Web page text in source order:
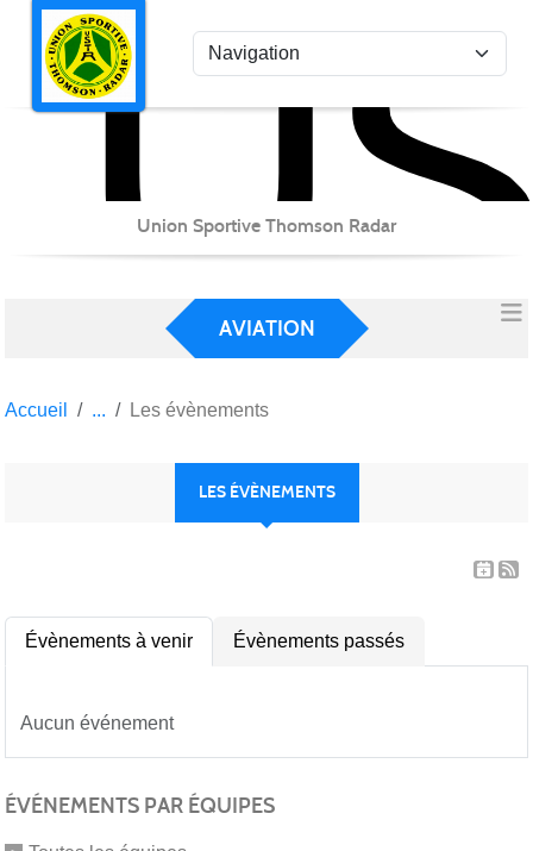
Union Sportive Thomson Radar
AVIATION
Accueil Les évènements
LES ÉVÈNEMENTS
Évènements à venir Évènements passés
Aucun événement
ÉVÉNEMENTS PAR ÉQUIPES
Panneau de gestion des cookies